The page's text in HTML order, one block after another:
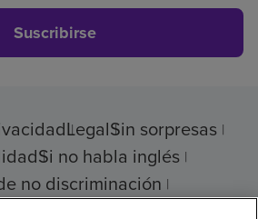
Suscribirse
LegalSin sorpresas
Si no habla inglés
no discriminación